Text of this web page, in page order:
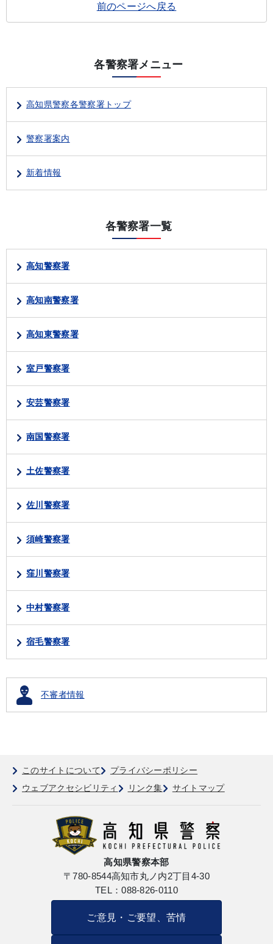
前のページへ戻る
各警察署メニュー
高知県警察各警察署トップ
警察署案内
新着情報
各警察署一覧
高知警察署
高知南警察署
高知東警察署
室戸警察署
安芸警察署
南国警察署
土佐警察署
佐川警察署
須崎警察署
窪川警察署
中村警察署
宿毛警察署
不審者情報
このサイトについて
プライバシーポリシー
ウェブアクセシビリティ
リンク集 サイトマップ
高知県警察本部
〒780-8544高知市丸ノ内2丁目4-30
TEL：088-826-0110
ご意見・ご要望、苦情